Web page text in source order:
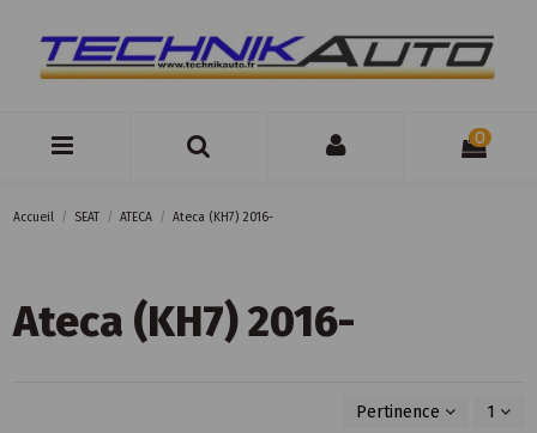
0
Accueil SEAT ATECA Ateca (KH7) 2016-
Ateca (KH7) 2016-
Pertinence 1